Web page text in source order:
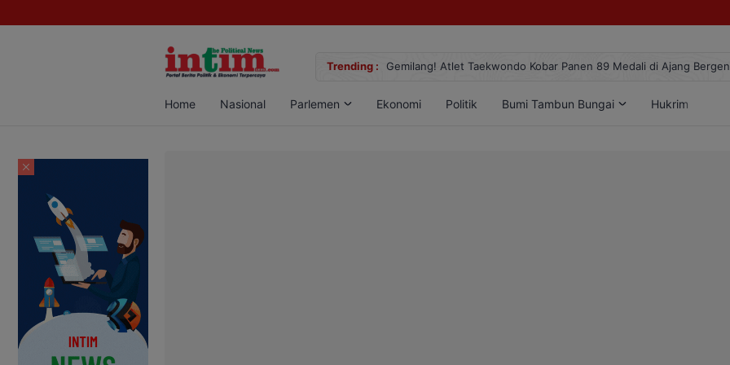
Trending :
Sabu di Pangkalan Bun, Dua Pelaku Diamankan Gemilang! Atlet Taekwondo Kobar Panen 89 Medali di Ajang
Home Nasional Parlemen Ekonomi Politik Bumi Tambun Bungai Hukrim